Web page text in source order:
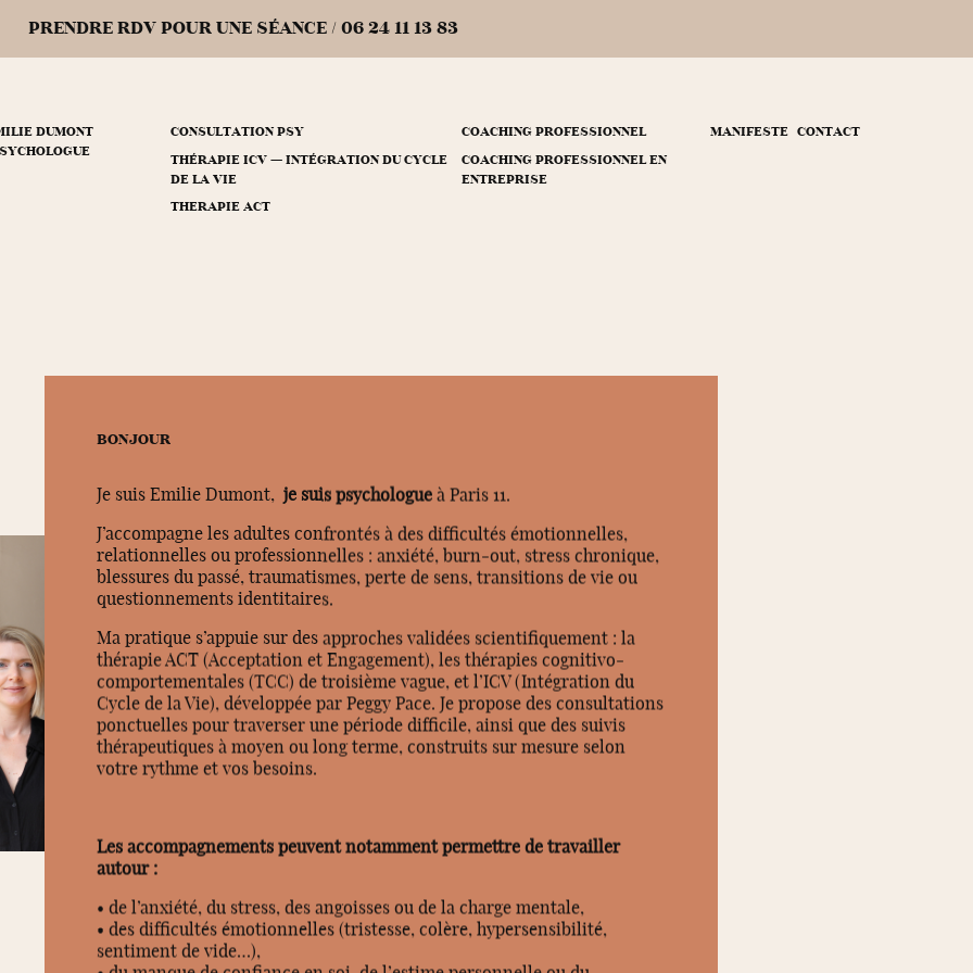
PRENDRE RDV POUR UNE SÉANCE / 06 24 11 13 83
DUMONT
CONSULTATION PSY
THÉRAPIE ICV — INTÉGRATION DU CYCLE
DE LA VIE
THERAPIE ACT
COACHING PROFESSIONNEL
COACHING PROFESSIONNEL EN
ENTREPRISE
MANIFESTE CONTACT
BONJOUR
Je suis Emilie Dumont, je suis psychologue à Paris 11.
J’accompagne les adultes confrontés à des difficultés émotionnelles,
relationnelles ou professionnelles : anxiété, burn-out, stress chronique,
blessures du passé, traumatismes, perte de sens, transitions de vie ou
questionnements identitaires.
Ma pratique s’appuie sur des approches validées scientifiquement : la
thérapie ACT (Acceptation et Engagement), les thérapies cognitivo-
comportementales (TCC) de troisième vague, et l’ICV (Intégration du
Cycle de la Vie), développée par Peggy Pace. Je propose des consultations
ponctuelles pour traverser une période difficile, ainsi que des suivis
thérapeutiques à moyen ou long terme, construits sur mesure selon
votre rythme et vos besoins.
Les accompagnements peuvent notamment permettre de travailler
autour :
• de l’anxiété, du stress, des angoisses ou de la charge mentale,
• des difficultés émotionnelles (tristesse, colère, hypersensibilité,
sentiment de vide…),